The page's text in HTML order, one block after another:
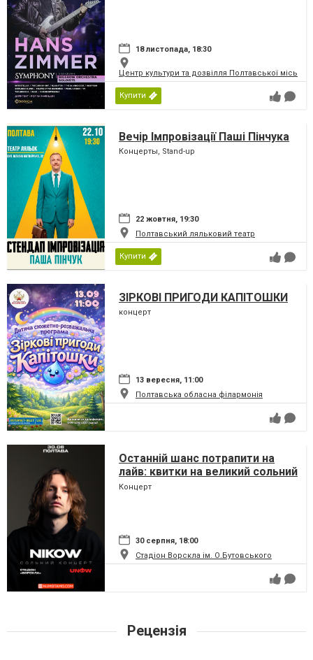
18 листопада, 18:30
Центр культури та дозвілля Полтавської
Купити
Вечір Імпровізації Паші Пінчука
Концерты, Stand-up
22 жовтня, 19:30
Полтавський ляльковий театр
Купити
ЗІРКОВІ ПРИГОДИ КАПІТОШКИ
концерт
13 вересня, 11:00
Полтавська обласна філармонія
Останній шанс потрапити на
лайв: квитки на великий сольний
концерт Nikow у Полтаві
Концерт
30 серпня, 18:00
Стадіон Ворскла ім. О.Бутовського
Рецензія